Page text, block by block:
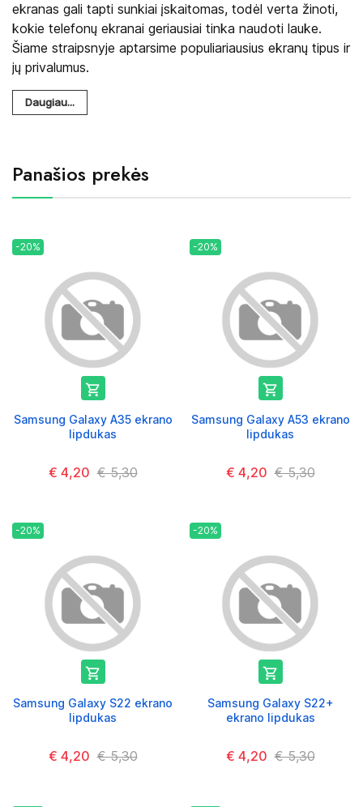
ekranas gali tapti sunkiai įskaitomas, todėl verta žinoti,
kokie telefonų ekranai geriausiai tinka naudoti lauke.
Šiame straipsnyje aptarsime populiariausius ekranų tipus ir
jų privalumus.
Daugiau...
Panašios prekės
-20%

Samsung Galaxy A35 ekrano
lipdukas
€ 4,20 € 5,30
-20%

Samsung Galaxy A53 ekrano
lipdukas
€ 4,20 € 5,30
-20%

Samsung Galaxy S22 ekrano
lipdukas
€ 4,20 € 5,30
-20%

Samsung Galaxy S22+
ekrano lipdukas
€ 4,20 € 5,30